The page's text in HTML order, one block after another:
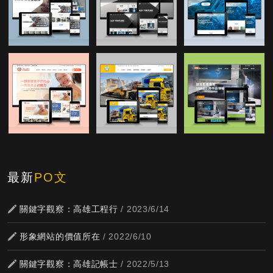
最新PO文
關鍵字觀察：高雄工程行 / 2023/6/14
形象網站的價值所在 / 2022/6/10
關鍵字觀察：高雄記帳士 / 2022/5/13